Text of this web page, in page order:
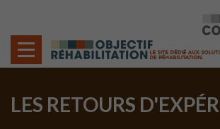
LES RETOURS